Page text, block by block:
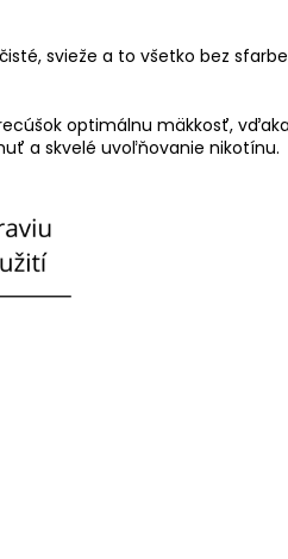
svieže a to všetko bez
optimálnu mäkkosť,
a skvelé uvoľňovanie nikotínu.